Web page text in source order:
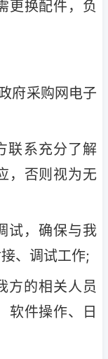
更换配件，负
府采购网电子
联系充分了解
，否则视为无
试，确保与我
、调试工作;
方的相关人员
软件操作、日